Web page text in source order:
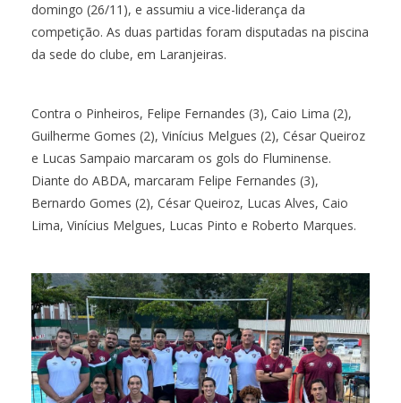
domingo (26/11), e assumiu a vice-liderança da
competição. As duas partidas foram disputadas na piscina
da sede do clube, em Laranjeiras.
Contra o Pinheiros, Felipe Fernandes (3), Caio Lima (2),
Guilherme Gomes (2), Vinícius Melgues (2), César Queiroz
e Lucas Sampaio marcaram os gols do Fluminense.
Diante do ABDA, marcaram Felipe Fernandes (3),
Bernardo Gomes (2), César Queiroz, Lucas Alves, Caio
Lima, Vinícius Melgues, Lucas Pinto e Roberto Marques.